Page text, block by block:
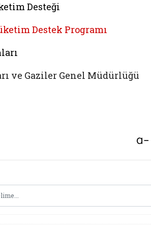
Desteği
Destek Programı
ve Gaziler Genel Müdürlüğü